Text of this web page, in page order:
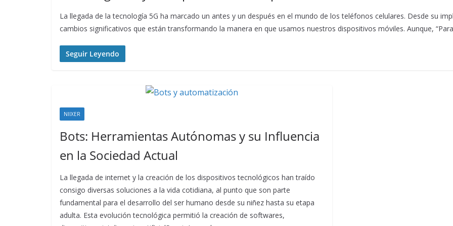
La llegada de la tecnología 5G ha marcado un antes y un después en el mundo de los teléfonos celulares. Desde su
cambios significativos que están transformando la manera en que usamos nuestros dispositivos móviles. Aunque,
Seguir Leyendo
NIIXER
Bots: Herramientas Autónomas y su Influencia
en la Sociedad Actual
La llegada de internet y la creación de los dispositivos tecnológicos han traído
consigo diversas soluciones a la vida cotidiana, al punto que son parte
fundamental para el desarrollo del ser humano desde su niñez hasta su etapa
adulta. Esta evolución tecnológica permitió la creación de softwares,